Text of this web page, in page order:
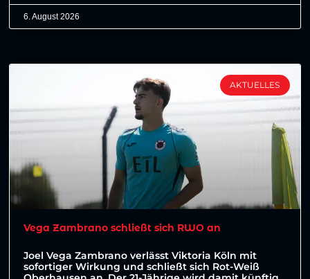
6. August 2026
AKTUELLES
Vega Zambrano schließt sich RWO an
Joel Vega Zambrano verlässt Viktoria Köln mit
sofortiger Wirkung und schließt sich Rot-Weiß